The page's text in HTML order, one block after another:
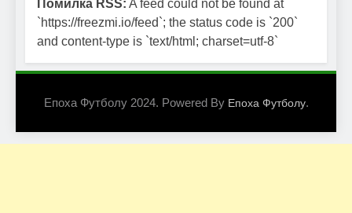
Помилка RSS: A feed could not be found at
`https://freezmi.io/feed`; the status code is `200`
and content-type is `text/html; charset=utf-8`
Епоха Футболу 2024. Powered By Епоха Футболу.